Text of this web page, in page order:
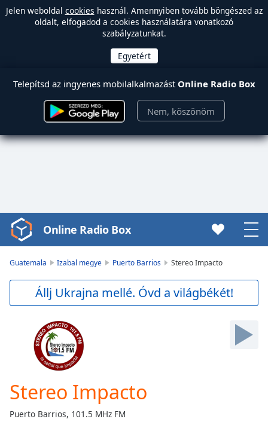
Jelen weboldal cookies használ. Amennyiben tovább böngészed az
oldalt, elfogadod a cookies használatára vonatkozó
szabályzatunkat.
Telepítsd az ingyenes mobilalkalmazást Online Radio Box
Nem, köszönöm
Video
Player
Backward
Current
Time0:00
Online Radio Box
Guatemala Izabal megye Puerto Barrios Stereo Impacto
Állj Ukrajna mellé. Óvd a világbékét!
Stereo Impacto
Puerto Barrios, 101.5 MHz FM